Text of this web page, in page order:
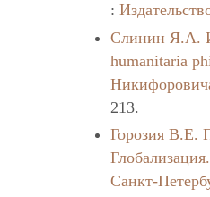
:
Слинин Я.А.
humanitaria
213.
Горозия В.Е.
Глобализация.
Санкт-